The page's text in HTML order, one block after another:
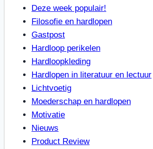
Deze week populair!
Filosofie en hardlopen
Gastpost
Hardloop perikelen
Hardloopkleding
Hardlopen in literatuur en lectuur
Lichtvoetig
Moederschap en hardlopen
Motivatie
Nieuws
Product Review